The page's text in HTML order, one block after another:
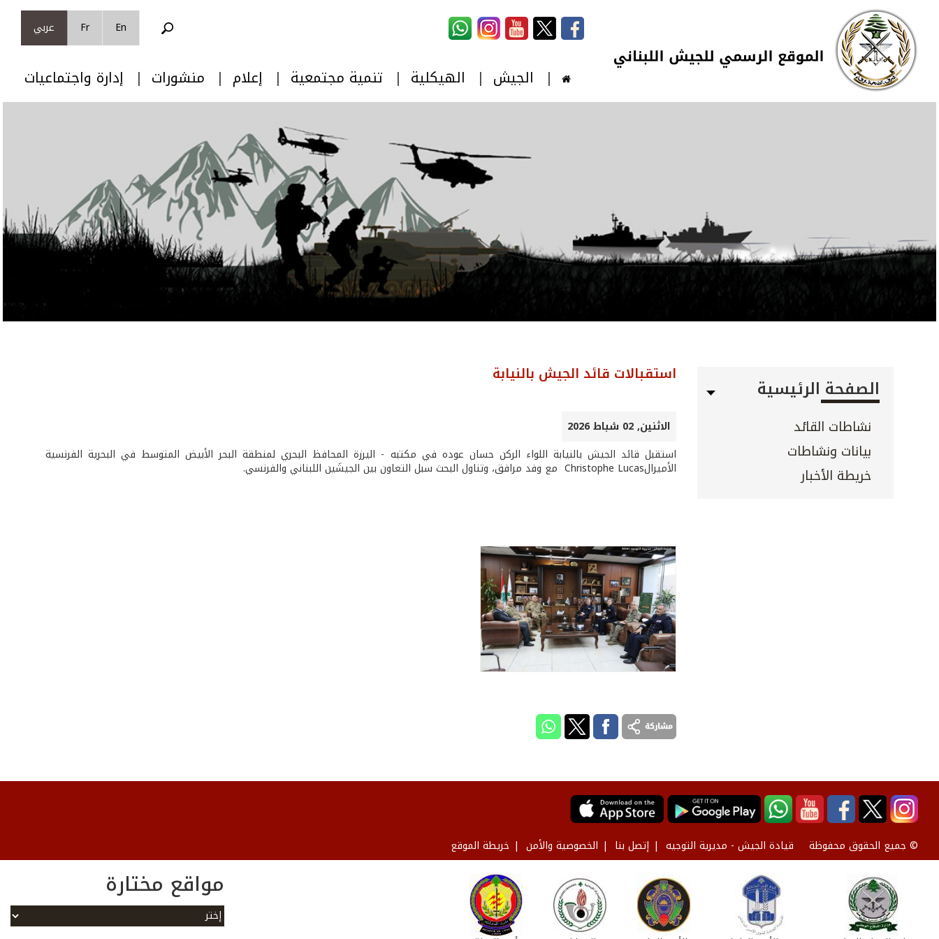
تجاوز إلى المحتوى الرئيسي
Skip to navigation
En
Fr عربي
الجيش الهيكلية تنمية مجتمعية إعلام منشورات إدارة واجتماعيات
الصفحة الرئيسية
نشاطات القائد
بيانات ونشاطات
خريطة الأخبار
استقبالات قائد الجيش بالنيابة
الاثنين, 02 شباط 2026
استقبل قائد الجيش بالنيابة اللواء الركن حسان عوده في مكتبه - اليرزة المحافظ البحري لمنطقة البحر الأبيض المتوسط في البحرية الفرنسية
الأميرالChristophe Lucas مع وفد مرافق، وتناول البحث سبل التعاون بين الجيشَين اللبناني والفرنسي.
© جميع الحقوق محفوظة قيادة الجيش - مديرية التوجيه إتصل بنا الخصوصية والأمن خريطة الموقع
مواقع مختارة